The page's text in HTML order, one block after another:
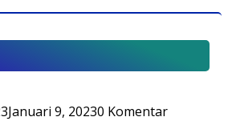
Januari 9, 20230 Komentar